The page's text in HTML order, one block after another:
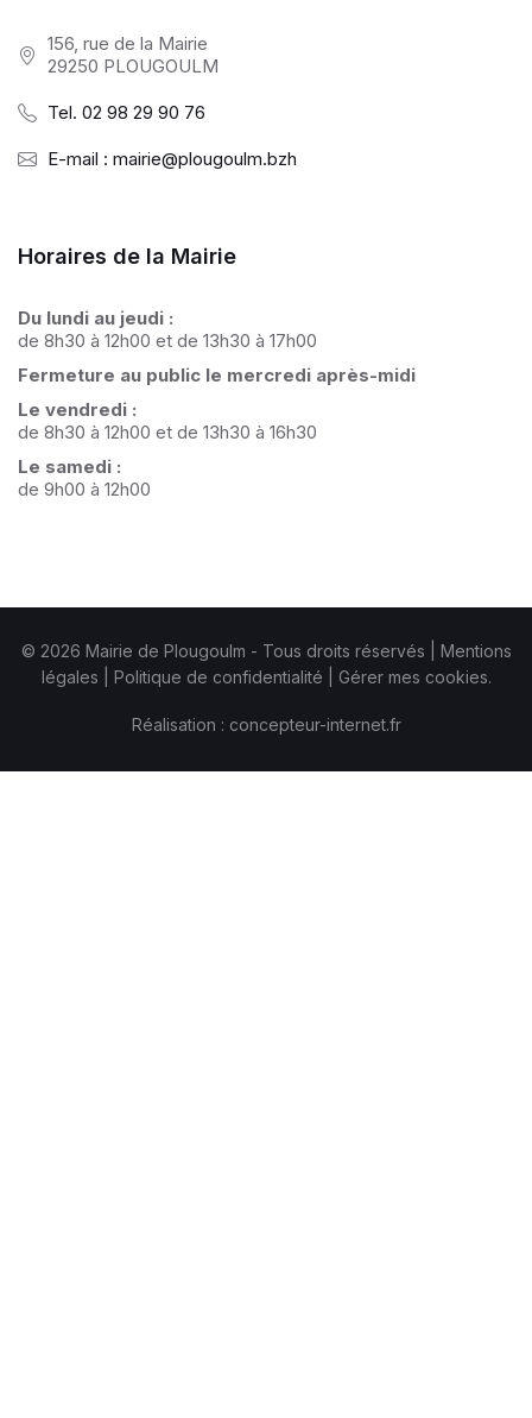
156, rue de la Mairie
29250 PLOUGOULM
Tel. 02 98 29 90 76
E-mail : mairie@plougoulm.bzh
Horaires de la Mairie
Du lundi au jeudi :
de 8h30 à 12h00 et de 13h30 à 17h00
Fermeture au public le mercredi après-midi
Le vendredi :
de 8h30 à 12h00 et de 13h30 à 16h30
Le samedi :
de 9h00 à 12h00
© 2026 Mairie de Plougoulm - Tous droits réservés | Mentions
légales
Politique de confidentialité Gérer mes cookies.
Réalisation : concepteur-internet.fr